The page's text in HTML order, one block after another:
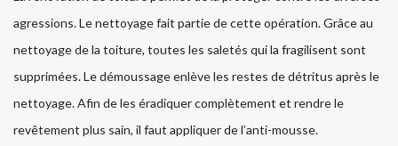
agressions. Le nettoyage fait partie de cette opération. Grâce au
nettoyage de la toiture, toutes les saletés qui la fragilisent sont
supprimées. Le démoussage enlève les restes de détritus après le
nettoyage. Afin de les éradiquer complètement et rendre le
revêtement plus sain, il faut appliquer de l’anti-mousse.